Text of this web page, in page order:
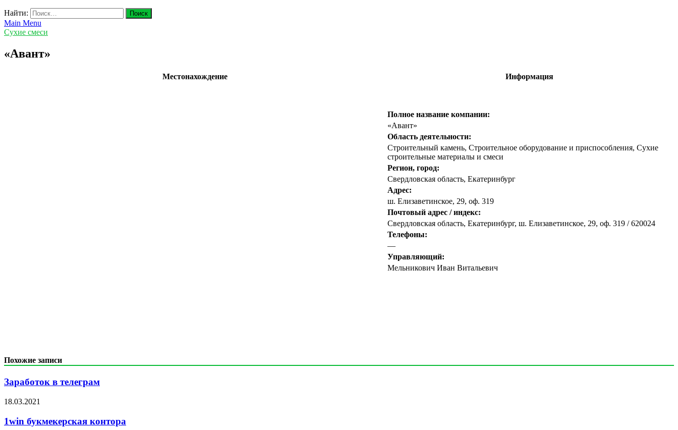
Найти:
Main Menu
Сухие смеси
«Авант»
Местонахождение Информация
Полное название компании:
«Авант»
Область деятельности:
Строительный камень, Строительное оборудование и приспособления, Сухие
строительные материалы и смеси
Регион, город:
Свердловская область, Екатеринбург
Адрес:
ш. Елизаветинское, 29, оф. 319
Почтовый адрес / индекс:
Свердловская область, Екатеринбург, ш. Елизаветинское, 29, оф. 319 / 620024
Телефоны:
—
Управляющий:
Мельникович Иван Витальевич
Похожие записи
Заработок в телеграм
18.03.2021
1win букмекерская контора